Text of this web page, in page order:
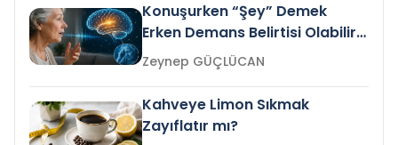
Konuşurken “Şey” Demek
Erken Demans Belirtisi Olabilir
mi?
Zeynep GÜÇLÜCAN
Kahveye Limon Sıkmak
Zayıflatır mı?